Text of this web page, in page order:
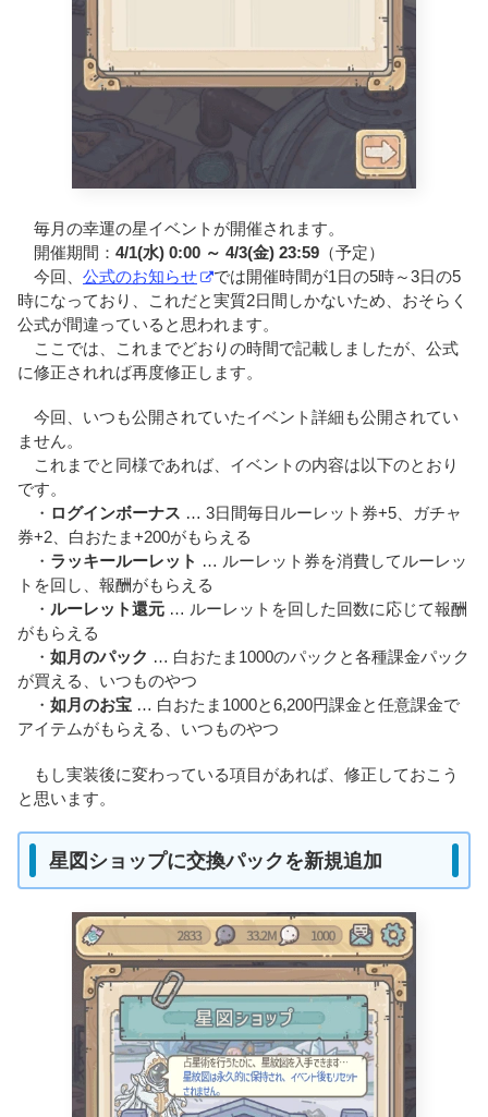
毎月の幸運の星イベントが開催されます。
開催期間： 4/1(水) 0:00 ～ 4/3(金) 23:59 （予定）
今回、 公式のお知らせ
では開催時間が1日の5時～3日の5
時になっており、これだと実質2日間しかないため、おそらく
公式が間違っていると思われます。
ここでは、これまでどおりの時間で記載しましたが、公式
に修正されれば再度修正します。
今回、いつも公開されていたイベント詳細も公開されてい
ません。
これまでと同様であれば、イベントの内容は以下のとおり
です。
・ ログインボーナス … 3日間毎日ルーレット券+5、ガチャ
券+2、白おたま+200がもらえる
・ ラッキールーレット … ルーレット券を消費してルーレッ
トを回し、報酬がもらえる
・ ルーレット還元 … ルーレットを回した回数に応じて報酬
がもらえる
・ 如月のパック … 白おたま1000のパックと各種課金パック
が買える、いつものやつ
・ 如月のお宝 … 白おたま1000と6,200円課金と任意課金で
アイテムがもらえる、いつものやつ
もし実装後に変わっている項目があれば、修正しておこう
と思います。
星図ショップに交換パックを新規追加